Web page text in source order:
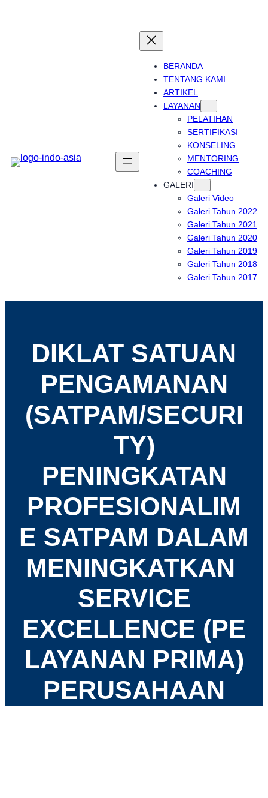
BERANDA
TENTANG KAMI
ARTIKEL
LAYANAN
PELATIHAN
SERTIFIKASI
KONSELING
MENTORING
COACHING
GALERI
Galeri Video
Galeri Tahun 2022
Galeri Tahun 2021
Galeri Tahun 2020
Galeri Tahun 2019
Galeri Tahun 2018
Galeri Tahun 2017
DIKLAT SATUAN
PENGAMANAN
(SATPAM/SECURI
TY)
PENINGKATAN
PROFESIONALIM
E SATPAM DALAM
MENINGKATKAN
SERVICE
EXCELLENCE (PE
LAYANAN PRIMA)
PERUSAHAAN